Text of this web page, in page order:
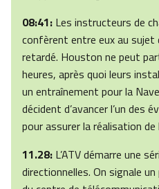
08:41: Les instructeurs de
confèrent entre eux au sujet
retardé. Houston ne peut
heures, après quoi leurs
un entraînement pour la
décident d’avancer l’un des
pour assurer la réalisation
11.28: L’ATV démarre une
directionnelles. On signale